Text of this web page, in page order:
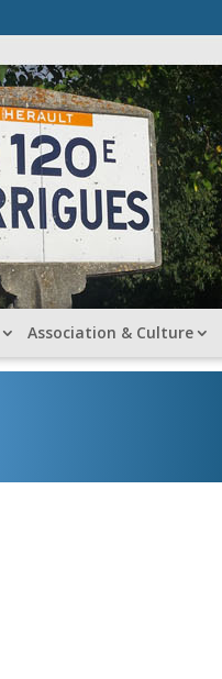
Association & Culture